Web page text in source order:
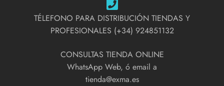
TÉLEFONO PARA DISTRIBUCIÓN TIENDAS Y
PROFESIONALES (+34) 924851132
CONSULTAS TIENDA ONLINE
WhatsApp Web, ó email a
tienda@exma.es